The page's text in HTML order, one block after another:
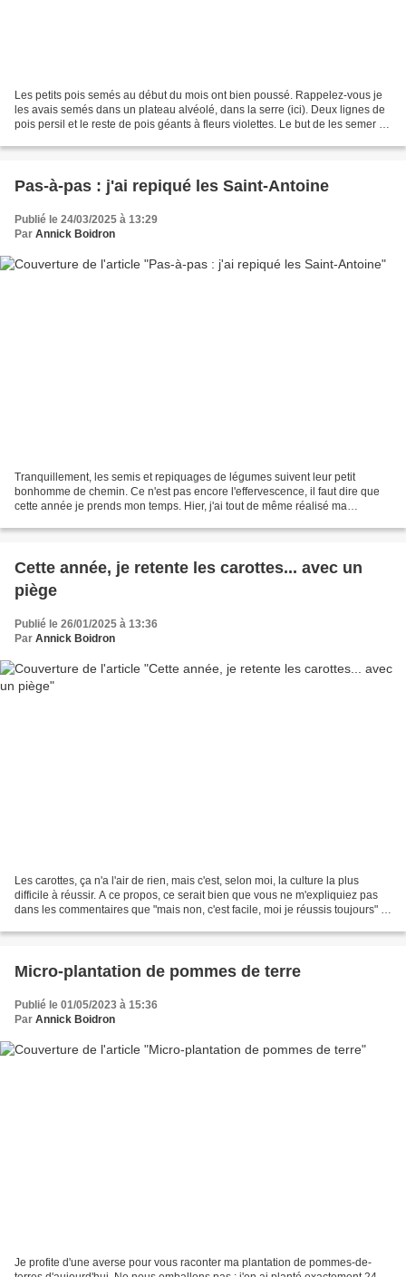
Les petits pois semés au début du mois ont bien poussé. Rappelez-vous je
les avais semés dans un plateau alvéolé, dans la serre (ici). Deux lignes de
pois persil et le reste de pois géants à fleurs violettes. Le but de les semer en
Pas-à-pas : j'ai repiqué les Saint-Antoine
Publié le 24/03/2025 à 13:29
Par Annick Boidron
Tranquillement, les semis et repiquages de légumes suivent leur petit
bonhomme de chemin. Ce n'est pas encore l'effervescence, il faut dire que
cette année je prends mon temps. Hier, j'ai tout de même réalisé ma
Cette année, je retente les carottes... avec un
piège
Publié le 26/01/2025 à 13:36
Par Annick Boidron
Les carottes, ça n'a l'air de rien, mais c'est, selon moi, la culture la plus
difficile à réussir. A ce propos, ce serait bien que vous ne m'expliquiez pas
dans les commentaires que "mais non, c'est facile, moi je réussis toujours" :
Micro-plantation de pommes de terre
Publié le 01/05/2023 à 15:36
Par Annick Boidron
Je profite d'une averse pour vous raconter ma plantation de pommes-de-